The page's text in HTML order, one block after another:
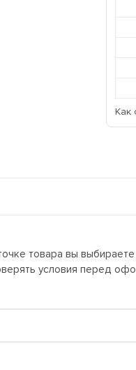
Как
товара вы
условия перед